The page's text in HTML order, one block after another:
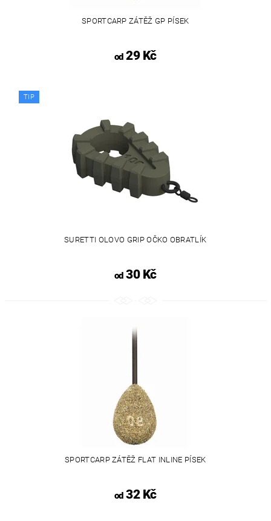
SPORTCARP ZÁTĚŽ GP PÍSEK
od29 Kč
TIP
SURETTI OLOVO GRIP OČKO OBRATLÍK
od30 Kč
SPORTCARP ZÁTĚŽ FLAT INLINE PÍSEK
od32 Kč